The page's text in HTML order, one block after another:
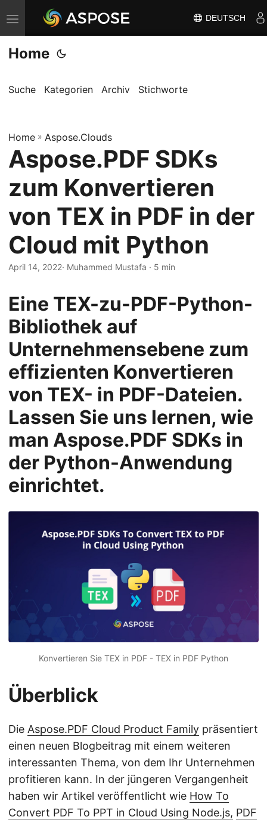
N
a
v
g
i
o
n
u
s
c
h
a
t
e
DEUTSCH
Home
Suche Kategorien Archiv Stichworte
Home » Aspose.Clouds
Aspose.PDF SDKs
zum Konvertieren
von TEX in PDF in der
Cloud mit Python
April 14, 2022· Muhammed Mustafa · 5 min
Eine TEX-zu-PDF-Python-
Bibliothek auf
Unternehmensebene zum
effizienten Konvertieren
von TEX- in PDF-Dateien.
Lassen Sie uns lernen, wie
man Aspose.PDF SDKs in
der Python-Anwendung
einrichtet.
Konvertieren Sie TEX in PDF - TEX in PDF Python
Überblick
Die Aspose.PDF Cloud Product Family präsentiert
einen neuen Blogbeitrag mit einem weiteren
interessanten Thema, von dem Ihr Unternehmen
profitieren kann. In der jüngeren Vergangenheit
haben wir Artikel veröffentlicht wie How To
Convert PDF To PPT in Cloud Using Node.js, PDF